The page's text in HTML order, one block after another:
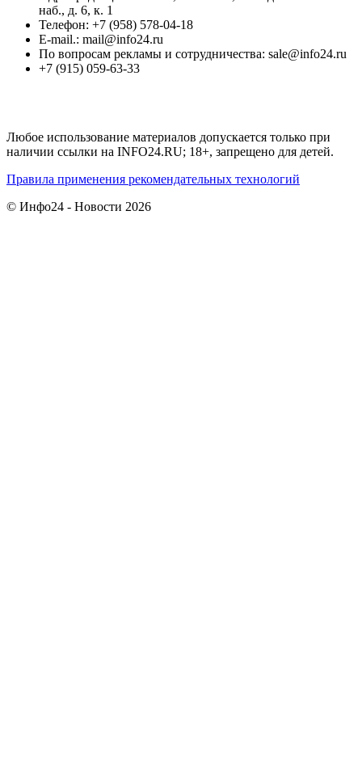
наб., д. 6, к. 1
Телефон: +7 (958) 578-04-18
E-mail.: mail@info24.ru
По вопросам рекламы и сотрудничества: sale@info24.ru
+7 (915) 059-63-33
Любое использование материалов допускается только при
наличии ссылки на INFO24.RU; 18+, запрещено для детей.
Правила применения рекомендательных технологий
© Инфо24 - Новости 2026